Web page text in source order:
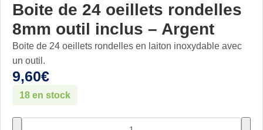
Boite de 24 oeillets rondelles
8mm outil inclus – Argent
Boite de 24 oeillets rondelles en laiton inoxydable avec
un outil.
9,60€
18 en stock